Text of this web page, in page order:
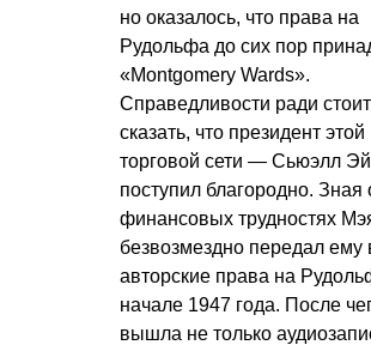
но оказалось, что права на
Рудольфа до сих пор
«Montgomery Wards».
Справедливости ради стоит
сказать, что президент этой
торговой сети — Сьюэлл
поступил благородно. Зная
финансовых трудностях
безвозмездно передал ему
авторские права на
начале 1947 года. После
вышла не только